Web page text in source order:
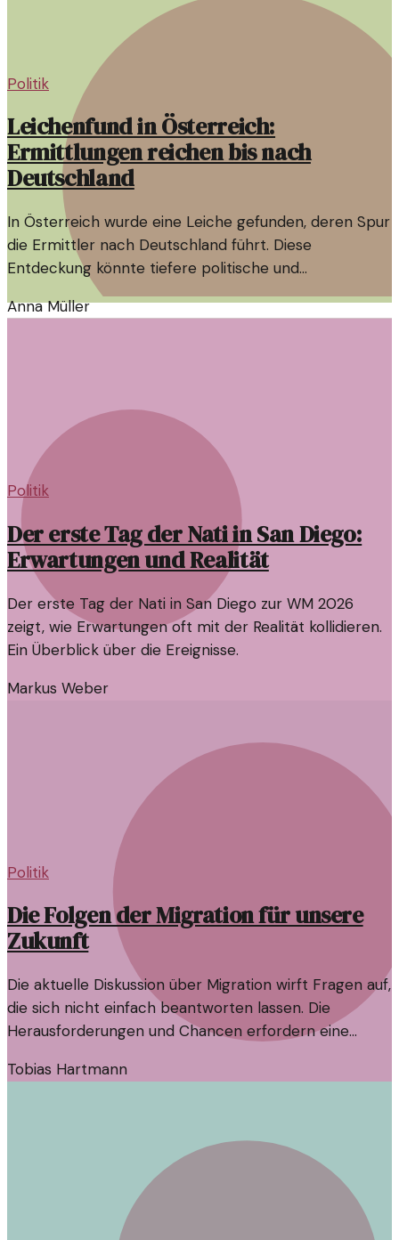
Politik
Leichenfund in Österreich:
Ermittlungen reichen bis nach
Deutschland
In Österreich wurde eine Leiche gefunden, deren Spur
die Ermittler nach Deutschland führt. Diese
Entdeckung könnte tiefere politische und
gesellschaftliche Implikationen haben.
Anna Müller
Politik
Der erste Tag der Nati in San Diego:
Erwartungen und Realität
Der erste Tag der Nati in San Diego zur WM 2026
zeigt, wie Erwartungen oft mit der Realität kollidieren.
Ein Überblick über die Ereignisse.
Markus Weber
Politik
Die Folgen der Migration für unsere
Zukunft
Die aktuelle Diskussion über Migration wirft Fragen auf,
die sich nicht einfach beantworten lassen. Die
Herausforderungen und Chancen erfordern eine
Tobias Hartmann